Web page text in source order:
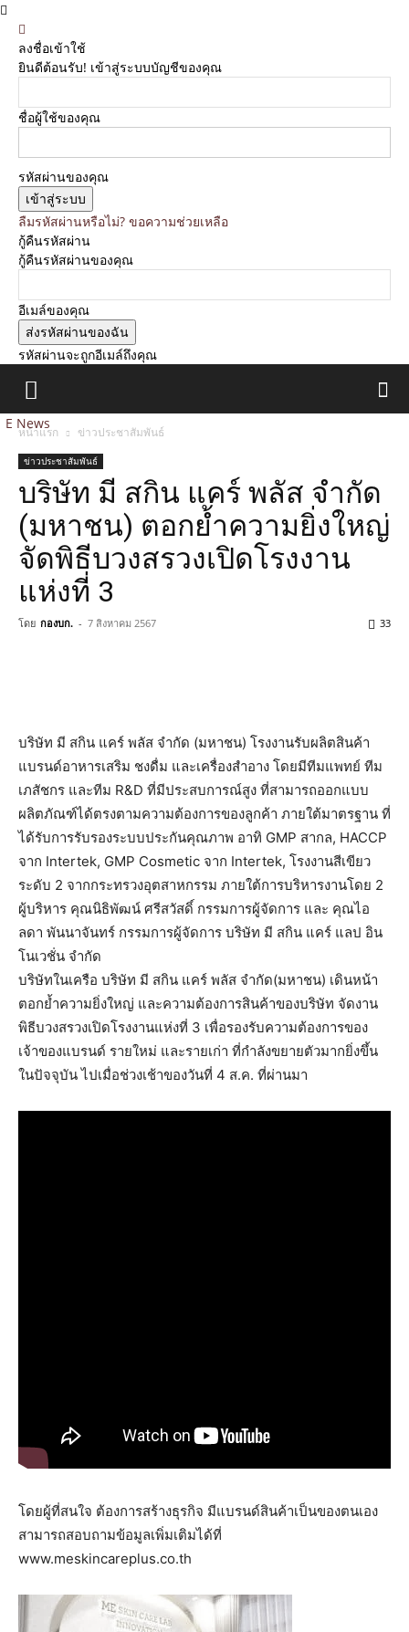
ลงชื่อเข้าใช้
ยินดีต้อนรับ! เข้าสู่ระบบบัญชีของคุณ
ชื่อผู้ใช้ของคุณ
รหัสผ่านของคุณ
ลืมรหัสผ่านหรือไม่? ขอความช่วยเหลือ
กู้คืนรหัสผ่าน
กู้คืนรหัสผ่านของคุณ
อีเมล์ของคุณ
รหัสผ่านจะถูกอีเมล์ถึงคุณ
E News
หน้าแรก ข่าวประชาสัมพันธ์
ข่าวประชาสัมพันธ์
บริษัท มี สกิน แคร์ พลัส จำกัด
(มหาชน) ตอกย้ำความยิ่งใหญ่
จัดพิธีบวงสรวงเปิดโรงงาน
แห่งที่ 3
โดย กองบก. - 7 สิงหาคม 2567 33
บริษัท มี สกิน แคร์ พลัส จำกัด (มหาชน) โรงงานรับผลิตสินค้า
แบรนด์อาหารเสริม ชงดื่ม และเครื่องสำอาง โดยมีทีมแพทย์ ทีม
เภสัชกร และทีม R&D ที่มีประสบการณ์สูง ที่สามารถออกแบบ
ผลิตภัณฑ์ได้ตรงตามความต้องการของลูกค้า ภายใต้มาตรฐาน ที่
ได้รับการรับรองระบบประกันคุณภาพ อาทิ GMP สากล, HACCP
จาก Intertek, GMP Cosmetic จาก Intertek, โรงงานสีเขียว
ระดับ 2 จากกระทรวงอุตสาหกรรม ภายใต้การบริหารงานโดย 2
ผู้บริหาร คุณนิธิพัฒน์ ศรีสวัสดิ์ กรรมการผู้จัดการ และ คุณไอ
ลดา พันนาจันทร์ กรรมการผู้จัดการ บริษัท มี สกิน แคร์ แลป อิน
โนเวชั่น จำกัด
บริษัทในเครือ บริษัท มี สกิน แคร์ พลัส จำกัด(มหาชน) เดินหน้า
ตอกย้ำความยิ่งใหญ่ และความต้องการสินค้าของบริษัท จัดงาน
พิธีบวงสรวงเปิดโรงงานแห่งที่ 3 เพื่อรองรับความต้องการของ
เจ้าของแบรนด์ รายใหม่ และรายเก่า ที่กำลังขยายตัวมากยิ่งขึ้น
ในปัจจุบัน ไปเมื่อช่วงเช้าของวันที่ 4 ส.ค. ที่ผ่านมา
โดยผู้ที่สนใจ ต้องการสร้างธุรกิจ มีแบรนด์สินค้าเป็นของตนเอง
สามารถสอบถามข้อมูลเพิ่มเติมได้ที่
www.meskincareplus.co.th